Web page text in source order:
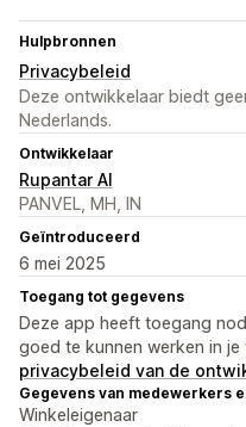
Hulpbronnen
Privacybeleid
Deze ontwikkelaar biedt
Nederlands.
Ontwikkelaar
Rupantar AI
PANVEL, MH, IN
Geïntroduceerd
6 mei 2025
Toegang tot gegevens
Deze app heeft toegang
goed te kunnen werken in
privacybeleid van de
Gegevens van medewerkers
Winkeleigenaar